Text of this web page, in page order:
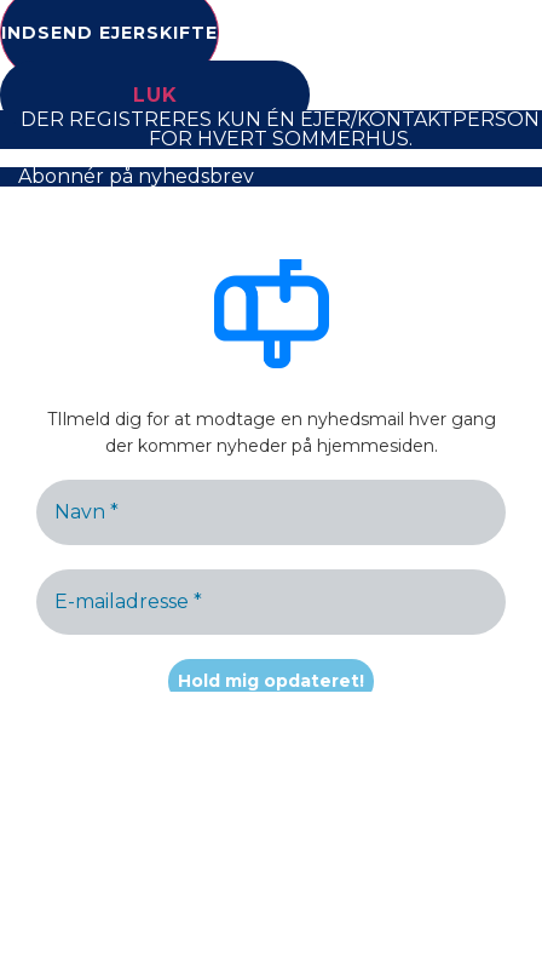
INDSEND EJERSKIFTE
LUK
DER REGISTRERES KUN ÉN EJER/KONTAKTPERSON
FOR HVERT SOMMERHUS.
Abonnér på nyhedsbrev
TIlmeld dig for at modtage en nyhedsmail hver gang
der kommer nyheder på hjemmesiden.